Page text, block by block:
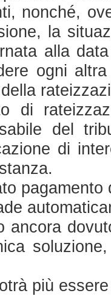
nonché,
la
alla
ogni
di
del
di
più